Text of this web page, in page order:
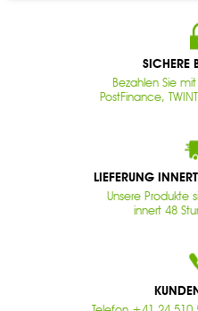
SICHERE
Bezahlen Sie
PostFinance,
LIEFERUNG
Unsere Produkte
innert 48